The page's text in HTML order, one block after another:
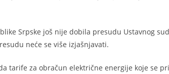
Srpske još nije dobila presudu Ustavnog
neće se više izjašnjavati.
tarife za obračun električne energije koje se